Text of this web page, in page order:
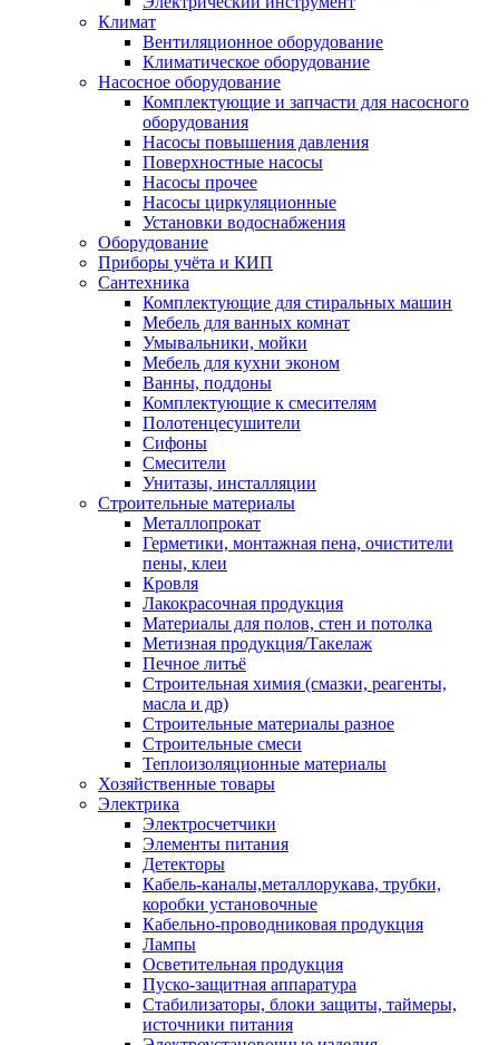
Климат
Вентиляционное оборудование
Климатическое оборудование
Насосное оборудование
Комплектующие и запчасти для насосного
оборудования
Насосы повышения давления
Поверхностные насосы
Насосы прочее
Насосы циркуляционные
Установки водоснабжения
Оборудование
Приборы учёта и КИП
Сантехника
Комплектующие для стиральных машин
Мебель для ванных комнат
Умывальники, мойки
Мебель для кухни эконом
Ванны, поддоны
Комплектующие к смесителям
Полотенцесушители
Сифоны
Смесители
Унитазы, инсталляции
Строительные материалы
Металлопрокат
Герметики, монтажная пена, очистители
пены, клеи
Кровля
Лакокрасочная продукция
Материалы для полов, стен и потолка
Метизная продукция/Такелаж
Печное литьё
Строительная химия (смазки, реагенты,
масла и др)
Строительные материалы разное
Строительные смеси
Теплоизоляционные материалы
Хозяйственные товары
Электрика
Электросчетчики
Элементы питания
Детекторы
Кабель-каналы,металлорукава, трубки,
коробки установочные
Кабельно-проводниковая продукция
Лампы
Осветительная продукция
Пуско-защитная аппаратура
Стабилизаторы, блоки защиты, таймеры,
источники питания